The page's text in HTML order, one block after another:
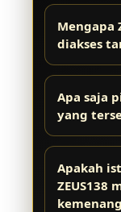
Mengapa
diakses
Apa saja
yang
Apakah
ZEUS138